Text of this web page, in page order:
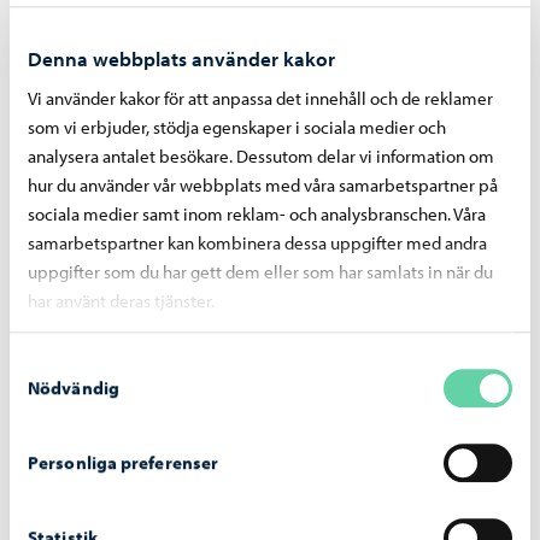
Denna webbplats använder kakor
Vi använder kakor för att anpassa det innehåll och de reklamer
som vi erbjuder, stödja egenskaper i sociala medier och
analysera antalet besökare. Dessutom delar vi information om
hur du använder vår webbplats med våra samarbetspartner på
sociala medier samt inom reklam- och analysbranschen. Våra
samarbetspartner kan kombinera dessa uppgifter med andra
uppgifter som du har gett dem eller som har samlats in när du
har använt deras tjänster.
Nödvändig
Personliga preferenser
Omröstningen i deltagande budgetering börjar
den 13.4
Årets deltagande budgetering i Borgå riktar sig till stadens
unga. Alla har haft möjlighet att lämna in idéer, men
särskilt unga deltog aktivt i idéarbetet i skolor och i särskilt
ordnade workshops. Omröstningen inleds den 13 april.
Sommaraktiviteter för skolelever och familjer
Programmet har nu publicerats och du kan bekanta dig
med det på stadens webbsida. Anmälan till ungdoms- och
den 14 april kl. 9. Närmare uppgifter och